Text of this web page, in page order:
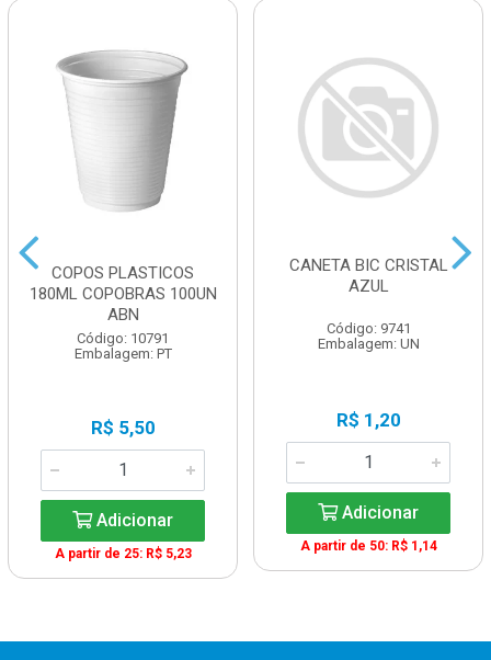
COPOS PLASTICOS
180ML COPOBRAS 100UN
ABN
Código: 10791
Embalagem: PT
R$ 5,50
Adicionar
A partir de 25: R$ 5,23
CANETA BIC CRISTAL
AZUL
Código: 9741
Embalagem: UN
R$ 1,20
Adicionar
A partir de 50: R$ 1,14